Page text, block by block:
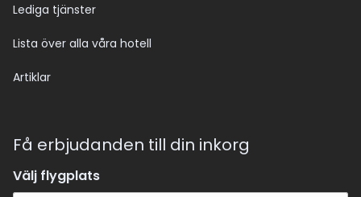
Lediga tjänster
Lista över alla våra hotell
Artiklar
Få erbjudanden till din inkorg
Välj flygplats